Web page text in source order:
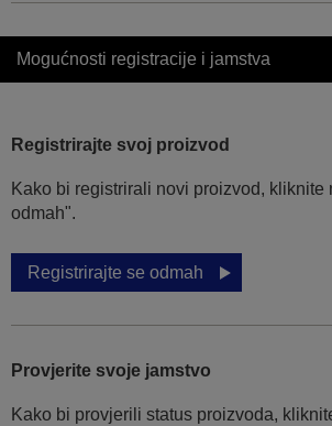
Mogućnosti registracije i jamstva
Registrirajte svoj proizvod
Kako bi registrirali novi proizvod, kliknite
odmah".
Registrirajte se odmah
Provjerite svoje jamstvo
Kako bi provjerili status proizvoda,